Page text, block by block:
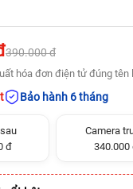
390.000 đ
hóa đơn điện tử đúng tên
Bảo hành 6 tháng
đ
Camera
340.000